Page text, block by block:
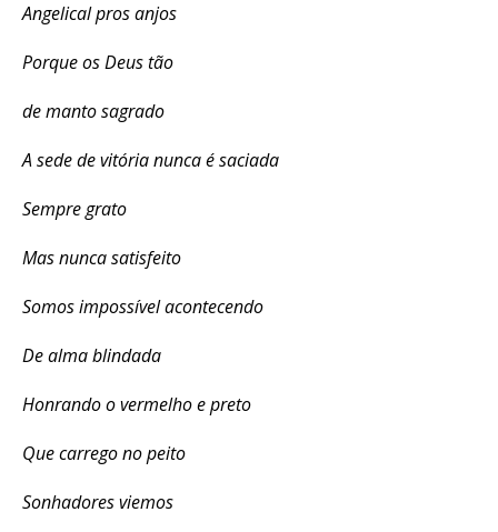
Angelical pros anjos
Porque os Deus tão
de manto sagrado
A sede de vitória nunca é saciada
Sempre grato
Mas nunca satisfeito
Somos impossível acontecendo
De alma blindada
Honrando o vermelho e preto
Que carrego no peito
Sonhadores viemos